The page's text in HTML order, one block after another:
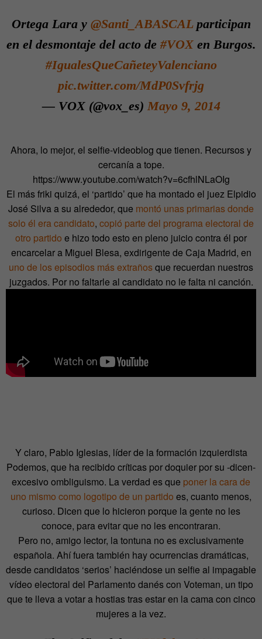
Ortega Lara y @Santi_ABASCALparticipan
en el desmontaje del acto de #VOXen Burgos.
#IgualesQueCañeteyValenciano
pic.twitter.com/MdP0Svfrjg
— VOX (@vox_es) Mayo 9, 2014
Ahora, lo mejor, el selfie-videoblog que tienen. Recursos y
cercanía a tope.
https://www.youtube.com/watch?v=6cfhlNLaOIg
El más friki quizá, el ‘partido’ que ha montado el juez Elpidio
José Silva a su alrededor, que montó unas primarias donde
solo él era candidato, copió parte del programa electoral de
otro partido e hizo todo esto en pleno juicio contra él por
encarcelar a Miguel Blesa, exdirigente de Caja Madrid, en
uno de los episodios más extrañosque recuerdan nuestros
juzgados. Por no faltarle al candidato no le falta ni canción.
Y claro, Pablo Iglesias, líder de la formación izquierdista
Podemos, que ha recibido críticas por doquier por su -dicen-
excesivo ombliguismo. La verdad es que poner la cara de
uno mismo como logotipo de un partido es, cuanto menos,
curioso. Dicen que lo hicieron porque la gente no les
conoce, para evitar que no les encontraran.
Pero no, amigo lector, la tontuna no es exclusivamente
española. Ahí fuera también hay ocurrencias dramáticas,
desde candidatos ‘serios’ haciéndose un selfie al impagable
vídeo electoral del Parlamento danés con Voteman, un tipo
que te lleva a votar a hostias tras estar en la cama con cinco
mujeres a la vez.